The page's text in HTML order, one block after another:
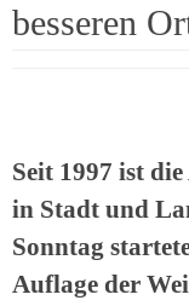
besseren
Seit 1997 ist
in Stadt und
Sonntag
Auflage der